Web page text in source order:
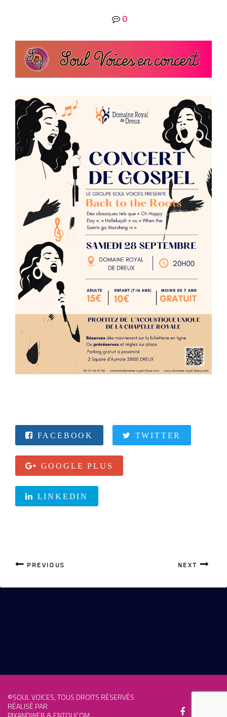
0
FACEBOOK TWITTER
GOOGLE PLUS
LINKEDIN
PREVIOUS NEXT
©SOUL VOICES, TOUS DROITS RÉSERVÉS
RÉALISÉ PAR